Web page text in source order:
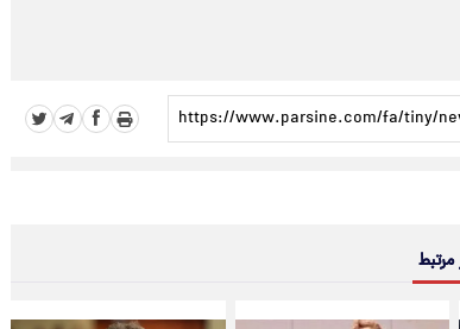
مرتبط